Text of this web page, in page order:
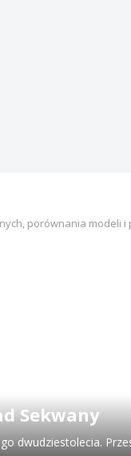
porównania modeli
Sekwany
dwudziestolecia.